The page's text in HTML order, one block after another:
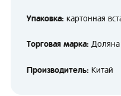
Упаковка: картонная
Торговая марка: Доляна
Производитель: Китай